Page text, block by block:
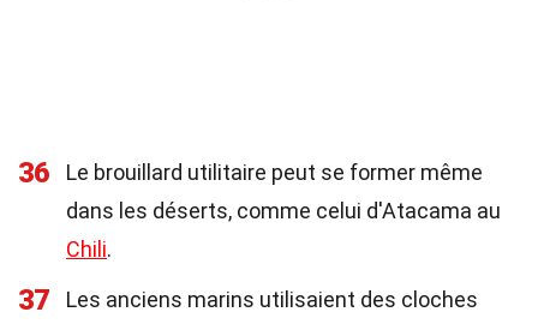
36
Le brouillard utilitaire peut se former même
dans les déserts, comme celui d'Atacama au
Chili.
37
Les anciens marins utilisaient des cloches